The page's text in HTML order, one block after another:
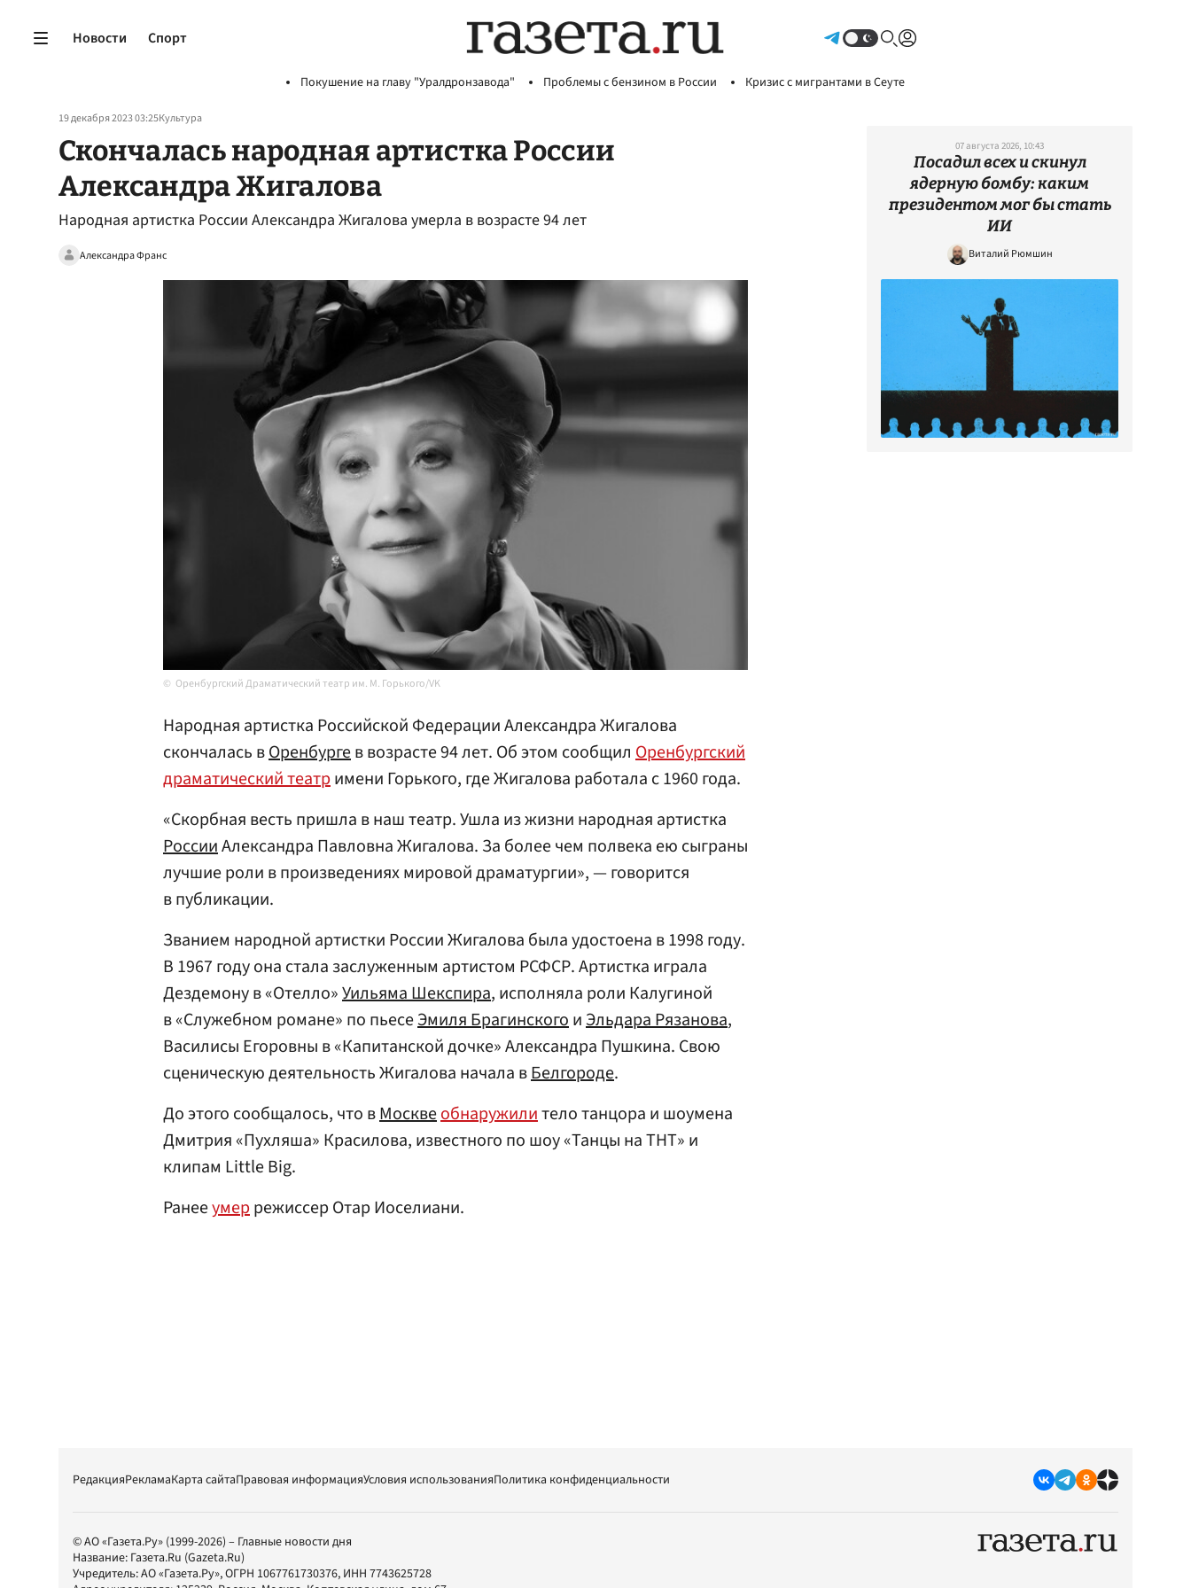
Новости Спорт
Покушение на главу "Уралдронзавода" Проблемы с бензином в России Кризис с мигрантами в Сеуте
19 декабря 2023 03:25Культура
Скончалась народная артистка России
Александра Жигалова
Народная артистка России Александра Жигалова умерла в возрасте 94 лет
Александра Франс
Оренбургский Драматический театр им. М. Горького/VK
Народная артистка Российской Федерации Александра Жигалова
скончалась вОренбургев возрасте 94 лет. Об этом сообщил Оренбургский
драматический театримени Горького, где Жигалова работала с 1960 года.
«Скорбная весть пришла в наш театр. Ушла из жизни народная артистка
РоссииАлександра Павловна Жигалова. За более чем полвека ею сыграны
лучшие роли в произведениях мировой драматургии», — говорится
в публикации.
Званием народной артистки России Жигалова была удостоена в 1998 году.
В 1967 году она стала заслуженным артистом РСФСР. Артистка играла
Дездемону в «Отелло»Уильяма Шекспира, исполняла роли Калугиной
в «Служебном романе» по пьесеЭмиля БрагинскогоиЭльдара Рязанова,
Василисы Егоровны в «Капитанской дочке» Александра Пушкина. Свою
сценическую деятельность Жигалова начала вБелгороде.
До этого сообщалось, что вМосквеобнаружилитело танцора и шоумена
Дмитрия «Пухляша» Красилова, известного по шоу «Танцы на ТНТ» и
клипам Little Big.
Ранееумеррежиссер Отар Иоселиани.
07 августа 2026, 10:43
Посадил всех и скинул
ядерную бомбу: каким
президентом мог бы стать
ИИ
Виталий Рюмшин
РедакцияРекламаКарта сайтаПравовая информацияУсловия использованияПолитика конфиденциальности
© АО «Газета.Ру» (1999-2026) – Главные новости дня
Название: Газета.Ru (Gazeta.Ru)
Учредитель:АО «Газета.Ру», ОГРН 1067761730376, ИНН 7743625728